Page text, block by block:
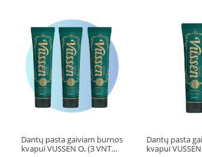
Dantų pasta gaiviam burnos
kvapui VUSSEN O, (3 VNT…
Dantų pasta
kvapui